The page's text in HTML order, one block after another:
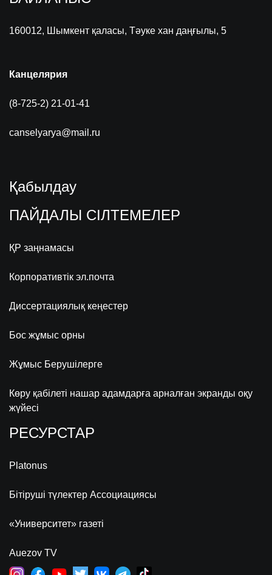
160012, Шымкент қаласы, Тәуке хан даңғылы, 5
Канцелярия
(8-725-2) 21-01-41
canselyarya@mail.ru
Қабылдау
ПАЙДАЛЫ СІЛТЕМЕЛЕР
ҚР заңнамасы
Корпоративтік эл.почта
Диссертациялық кеңестер
Бос жұмыс орны
Жұмыс Берушілерге
Көру қабілеті нашар адамдарға арналған экранды оқу
жүйесі
РЕСУРСТАР
Platonus
Бітіруші түлектер Ассоциациясы
«Университет» газеті
Auezov TV